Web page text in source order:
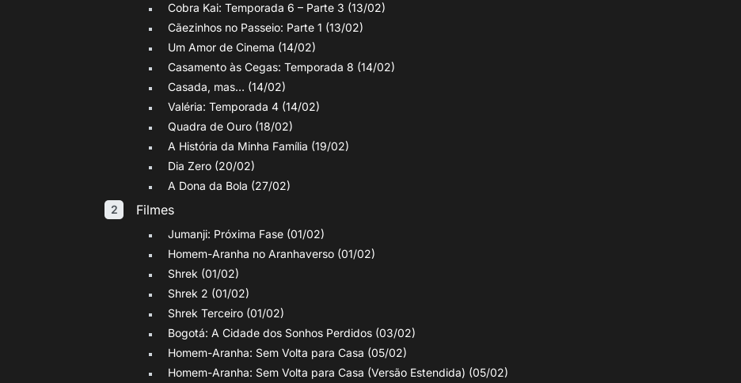
Cobra Kai: Temporada 6 – Parte 3 (13/02)
Cãezinhos no Passeio: Parte 1 (13/02)
Um Amor de Cinema (14/02)
Casamento às Cegas: Temporada 8 (14/02)
Casada, mas… (14/02)
Valéria: Temporada 4 (14/02)
Quadra de Ouro (18/02)
A História da Minha Família (19/02)
Dia Zero (20/02)
A Dona da Bola (27/02)
Filmes
Jumanji: Próxima Fase (01/02)
Homem-Aranha no Aranhaverso (01/02)
Shrek (01/02)
Shrek 2 (01/02)
Shrek Terceiro (01/02)
Bogotá: A Cidade dos Sonhos Perdidos (03/02)
Homem-Aranha: Sem Volta para Casa (05/02)
Homem-Aranha: Sem Volta para Casa (Versão Estendida) (05/02)